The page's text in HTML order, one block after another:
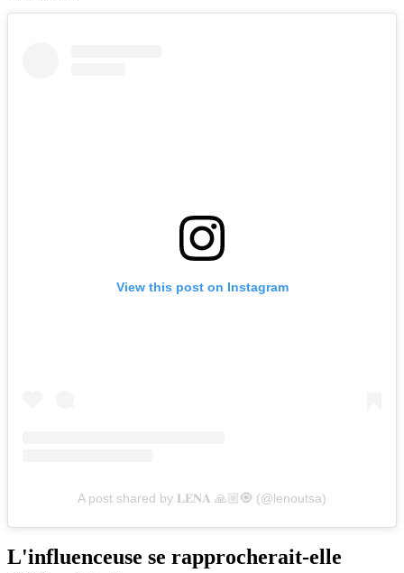
View this post on Instagram
A post shared by 𝐋𝐄𝐍𝐀 🙏🏼🧿 (@lenoutsa)
L'influenceuse se rapprocherait-elle